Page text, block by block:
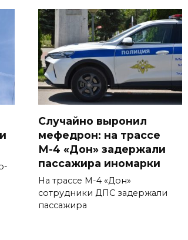
Случайно выронил
мефедрон: на трассе
М-4 «Дон» задержали
пассажира иномарки
На трассе М-4 «Дон»
сотрудники ДПС задержали
пассажира